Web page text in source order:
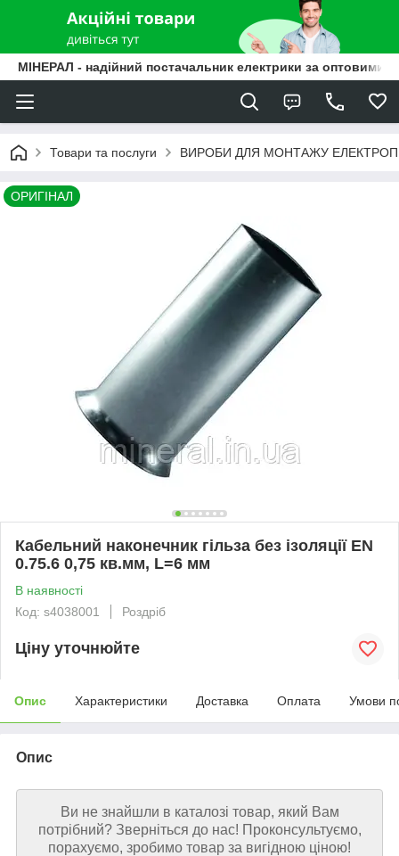
МІНЕРАЛ - надійний постачальник електрики за оптовими
Товари та послуги ВИРОБИ ДЛЯ МОНТАЖУ
ОРИГІНАЛ
Кабельний наконечник гільза без ізоляції EN
0.75.6 0,75 кв.мм, L=6 мм
В наявності
Код: s4038001
Роздріб
Ціну уточнюйте
Опис Характеристики Доставка Оплата Умови
Опис
Ви не знайшли в каталозі товар, який Вам
потрібний? Зверніться до нас! Проконсультуємо,
порахуємо, зробимо товар за вигідною ціною!